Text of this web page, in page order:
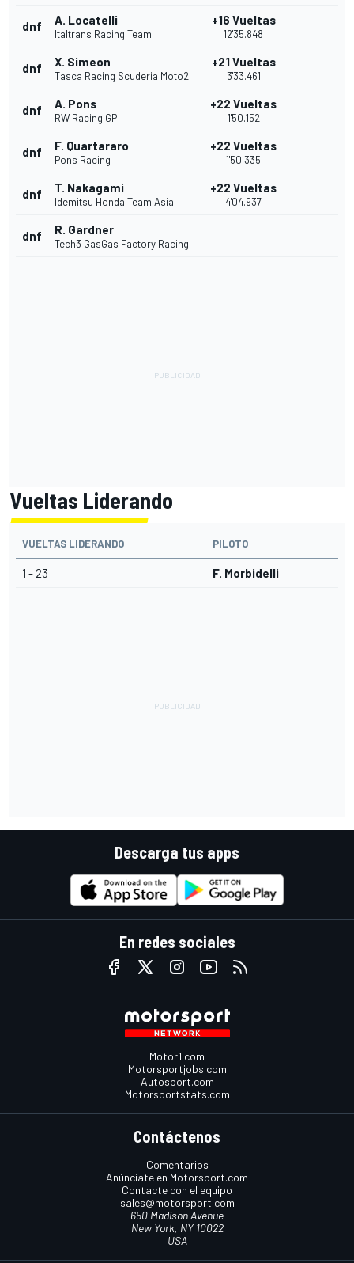
dnf A. Locatelli
Italtrans Racing Team
+16 Vueltas
12'35.848
dnf X. Simeon
Tasca Racing Scuderia Moto2
+21 Vueltas
3'33.461
dnf A. Pons
RW Racing GP
+22 Vueltas
1'50.152
dnf F. Quartararo
Pons Racing
+22 Vueltas
1'50.335
dnf T. Nakagami
Idemitsu Honda Team Asia
+22 Vueltas
4'04.937
dnf R. Gardner
Tech3 GasGas Factory Racing
Vueltas Liderando
VUELTAS LIDERANDO PILOTO
1 - 23 F. Morbidelli
Descarga tus apps
En redes sociales
Motor1.com
Motorsportjobs.com
Autosport.com
Motorsportstats.com
Contáctenos
Comentarios
Anúnciate en Motorsport.com
Contacte con el equipo
sales@motorsport.com
650 Madison Avenue
New York, NY 10022
USA